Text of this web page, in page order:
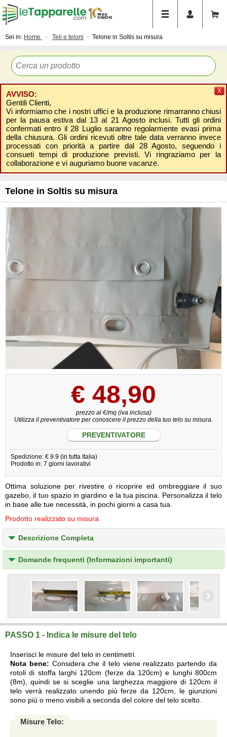
Sei in: Home Teli e teloni Telone in Soltis su misura
AVVISO:
Gentili Clienti,
Vi informiamo che i nostri uffici e la produzione rimarranno chiusi
per la pausa estiva dal 13 al 21 Agosto inclusi. Tutti gli ordini
confermati entro il 28 Luglio saranno regolarmente evasi prima
della chiusura. Gli ordini ricevuti oltre tale data verranno invece
processati con priorità a partire dal 28 Agosto, seguendo i
consueti tempi di produzione previsti. Vi ringraziamo per la
collaborazione e vi auguriamo buone vacanze.
X
Telone in Soltis su misura
€ 48,90
prezzo al €/mq (iva inclusa)
Utilizza il preventivatore per conoscere il prezzo della tuo telo su misura.
PREVENTIVATORE
Spedizione: € 9.9 (in tutta Italia)
Prodotto in: 7 giorni lavorativi
Ottima soluzione per rivestire o ricoprire ed ombreggiare il suo
gazebo, il tuo spazio in giardino e la tua piscina. Personalizza il telo
in base alle tue necessità, in pochi giorni a casa tua.
Prodotto realizzato su misura
Descrizione Completa
Domande frequenti (Informazioni importanti)
PASSO 1 - Indica le misure del telo
Inserisci le misure del telo in centimetri.
Nota bene: Considera che il telo viene realizzato partendo da
rotoli di stoffa larghi 120cm (ferze da 120cm) e lunghi 800cm
(8m), quindi se si sceglie una larghezza maggiore di 120cm il
telo verrà realizzato unendo più ferze da 120cm, le giunzioni
sono più o meno visibili a seconda del colore del telo scelto.
Misure Telo: